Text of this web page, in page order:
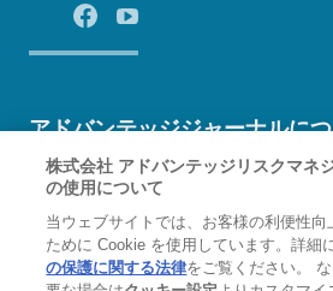
アドバンテッジジャーナルに
運営会社 お問い合わせ プライバシー
株式会社 アドバンテッジリスクマ
の使用について
当ウェブサイトでは、お客様の利便性
ために Cookie を使用しています。詳細
の保護に関する法律をご覧ください。